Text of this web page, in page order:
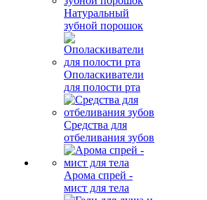
Натуральный
зубной порошок
Ополаскиватели
для полости рта
Средства для
отбеливания зубов
Арома спрей -
мист для тела